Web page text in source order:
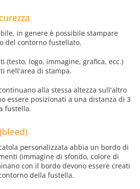
in genere è possibile stampare
del contorno fustellato.
(testo, logo, immagine, grafica, ecc.)
nell'area di stampa.
alla stessa altezza sull'altro
essere posizionati a una distanza di 3
fustella.
personalizzata abbia un bordo di
(immagine di sfondo, colore di
con il bordo devono essere creati
della fustella.